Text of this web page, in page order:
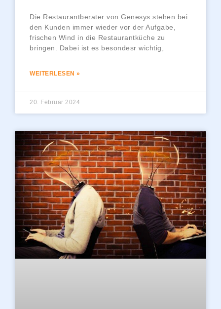
Die Restaurantberater von Genesys stehen bei
den Kunden immer wieder vor der Aufgabe,
frischen Wind in die Restaurantküche zu
bringen. Dabei ist es besondesr wichtig,
WEITERLESEN »
20. Februar 2024